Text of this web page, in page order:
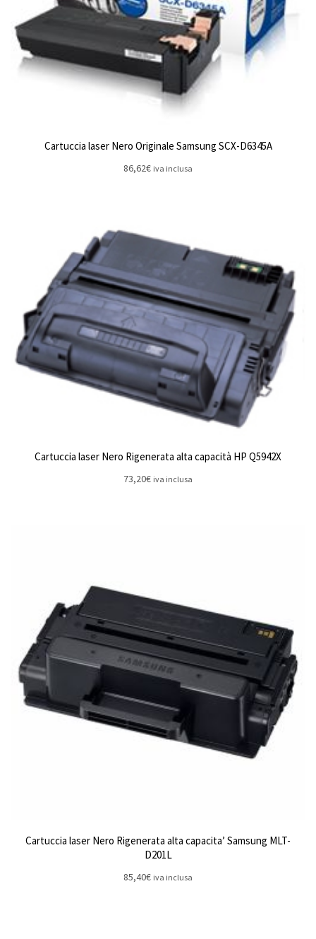
Cartuccia laser Nero Originale Samsung SCX-D6345A
86,62€ iva inclusa
Cartuccia laser Nero Rigenerata alta capacità HP Q5942X
73,20€ iva inclusa
Cartuccia laser Nero Rigenerata alta capacita’ Samsung MLT-
D201L
85,40€ iva inclusa